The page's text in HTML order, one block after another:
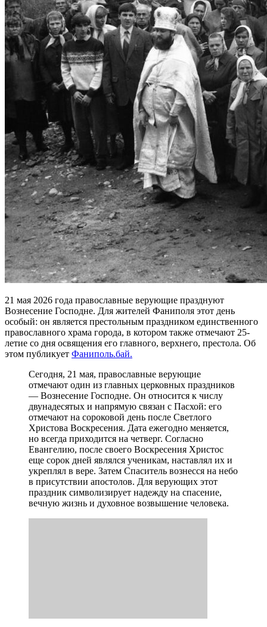
21 мая 2026 года православные верующие празднуют
Вознесение Господне. Для жителей Фаниполя этот день
особый: он является престольным праздником единственного
православного храма города, в котором также отмечают 25-
летие со дня освящения его главного, верхнего, престола. Об
этом публикует Фаниполь.бай.
Сегодня, 21 мая, православные верующие
отмечают один из главных церковных праздников
— Вознесение Господне. Он относится к числу
двунадесятых и напрямую связан с Пасхой: его
отмечают на сороковой день после Светлого
Христова Воскресения. Дата ежегодно меняется,
но всегда приходится на четверг. Согласно
Евангелию, после своего Воскресения Христос
еще сорок дней являлся ученикам, наставлял их и
укреплял в вере. Затем Спаситель вознесся на небо
в присутствии апостолов. Для верующих этот
праздник символизирует надежду на спасение,
вечную жизнь и духовное возвышение человека.